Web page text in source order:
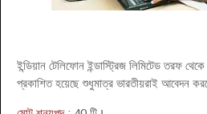
ইন্ডিয়ান টেলিফোন ইন্ডাস্ট্রিজ লিমিটেড তরফ
প্রকাশিত হয়েছে শুধুমাত্র ভারতীয়রাই আবেদন